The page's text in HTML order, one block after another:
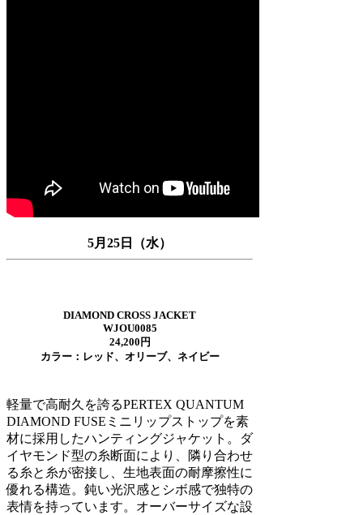
5月25日（水）
DIAMOND CROSS JACKET
WJOU0085
24,200円
カラー：レッド、オリーブ、ネイビー
軽量で高耐久を誇るPERTEX QUANTUM
DIAMOND FUSEミニリップストップを素
材に採用したハンティングジャケット。ダ
イヤモンド型の糸断面により、隣り合わせ
る糸と糸が密接し、生地表面の耐摩擦性に
優れる構造。鈍い光沢感とシボ感で独特の
表情を持っています。オーバーサイズな設